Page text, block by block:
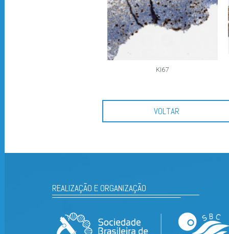
KI67
VOLTAR
REALIZAÇÃO E ORGANIZAÇÃO